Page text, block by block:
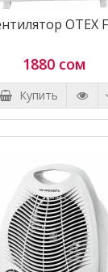
OTEX
1880 сом
Купить